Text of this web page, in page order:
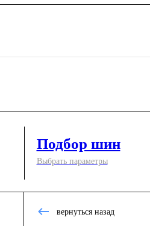
Подбор шин
Выбрать параметры
вернуться назад